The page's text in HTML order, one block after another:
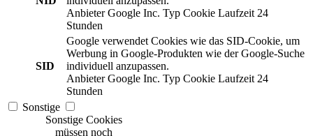
Anbieter Google Inc. Typ Cookie Laufzeit 24
Stunden
SID
Google verwendet Cookies wie das SID-Cookie, um
Werbung in Google-Produkten wie der Google-Suche
individuell anzupassen.
Anbieter Google Inc. Typ Cookie Laufzeit 24
Stunden
Sonstige
Sonstige Cookies
müssen noch